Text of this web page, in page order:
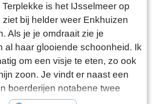
is het IJsselmeer op
ziet bij helder weer Enkhuizen
Als je je omdraait zie je
al haar glooiende schoonheid. Ik
om een visje te eten, zo ook
zoon. Je vindt er naast een
boerderijen notabene twee
op steenworp afstand van elkaar.